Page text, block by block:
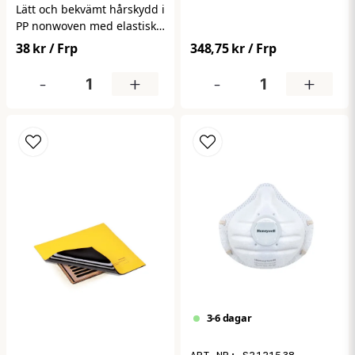
Lätt och bekvämt hårskydd i
PP nonwoven med elastisk
passform. Säkerställer god
hygien genom att hålla
håret på plats i känsliga
miljöer. Perfekt för
förpackning om 100 st.
38 kr/ Frp
- +
bättre andningskomfort vid
längre användning.
348,75 kr/ Frp
- +
3-6 dagar